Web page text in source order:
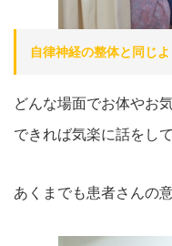
自律神経の整体と同じ
どんな場面でお体やお
できれば気楽に話をし
あくまでも患者さんの